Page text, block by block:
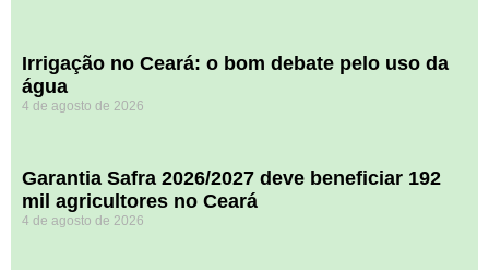
Irrigação no Ceará: o bom debate pelo uso da
água
4 de agosto de 2026
Garantia Safra 2026/2027 deve beneficiar 192
mil agricultores no Ceará
4 de agosto de 2026